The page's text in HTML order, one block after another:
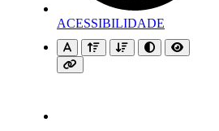
ACESSIBILIDADE